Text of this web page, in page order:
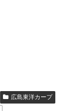
広島東洋カープ